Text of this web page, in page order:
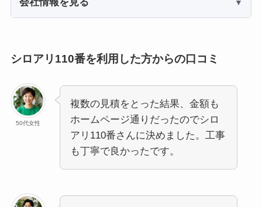
会社情報を見る
シロアリ110番を利用した方からの口コミ
50代女性
複数の見積をとった結果、金額も
ホームページ通りだったのでシロ
アリ110番さんに決めました。工事
も丁寧で良かったです。